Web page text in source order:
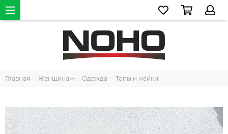
Главная Женщинам Одежда Топы и майки